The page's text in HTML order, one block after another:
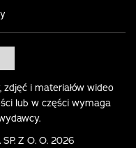
i materiałów wideo
lub w części wymaga
Z O. O. 2026